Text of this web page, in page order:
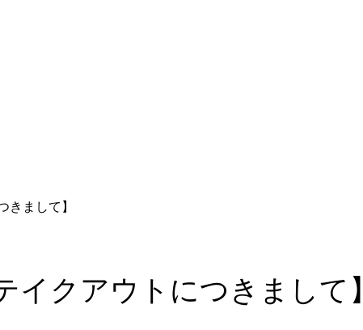
きまして】
イクアウトにつきまして】